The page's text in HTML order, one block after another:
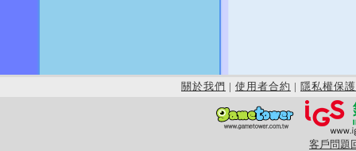
關於我們 | 使用者合約 | 隱私權保護
客戶問題